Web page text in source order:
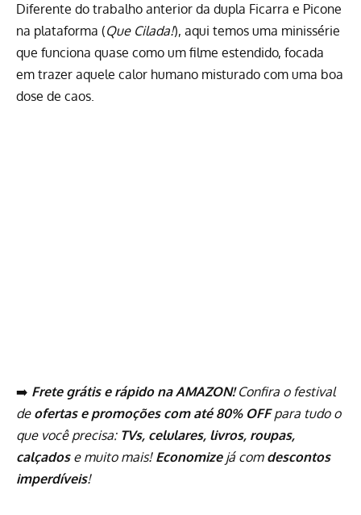
Diferente do trabalho anterior da dupla Ficarra e Picone
na plataforma (Que Cilada!), aqui temos uma minissérie
que funciona quase como um filme estendido, focada
em trazer aquele calor humano misturado com uma boa
dose de caos.
➡️ Frete grátis e rápido na AMAZON!Confira o festival
de ofertas e promoções com até 80% OFFpara tudo o
que você precisa: TVs, celulares, livros, roupas,
calçadose muito mais! Economizejá com descontos
imperdíveis!